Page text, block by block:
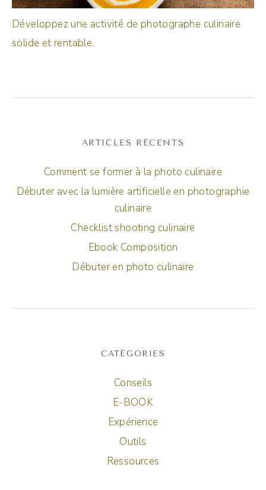
Développez une activité de photographe culinaire
solide et rentable.
ARTICLES RÉCENTS
Comment se former à la photo culinaire
Débuter avec la lumière artificielle en photographie
culinaire
Checklist shooting culinaire
Ebook Composition
Débuter en photo culinaire
CATÉGORIES
Conseils
E-BOOK
Expérience
Outils
Ressources